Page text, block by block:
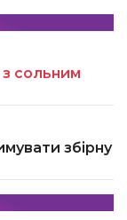
з сольним
збірну